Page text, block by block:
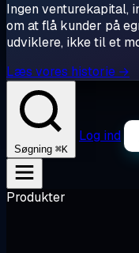
Ingen venturekapital,
om at flå kunder på
udviklere, ikke til et
Læs vores historie →
Søgning ⌘K
Log ind
Produkter